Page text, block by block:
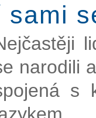
narodili
s